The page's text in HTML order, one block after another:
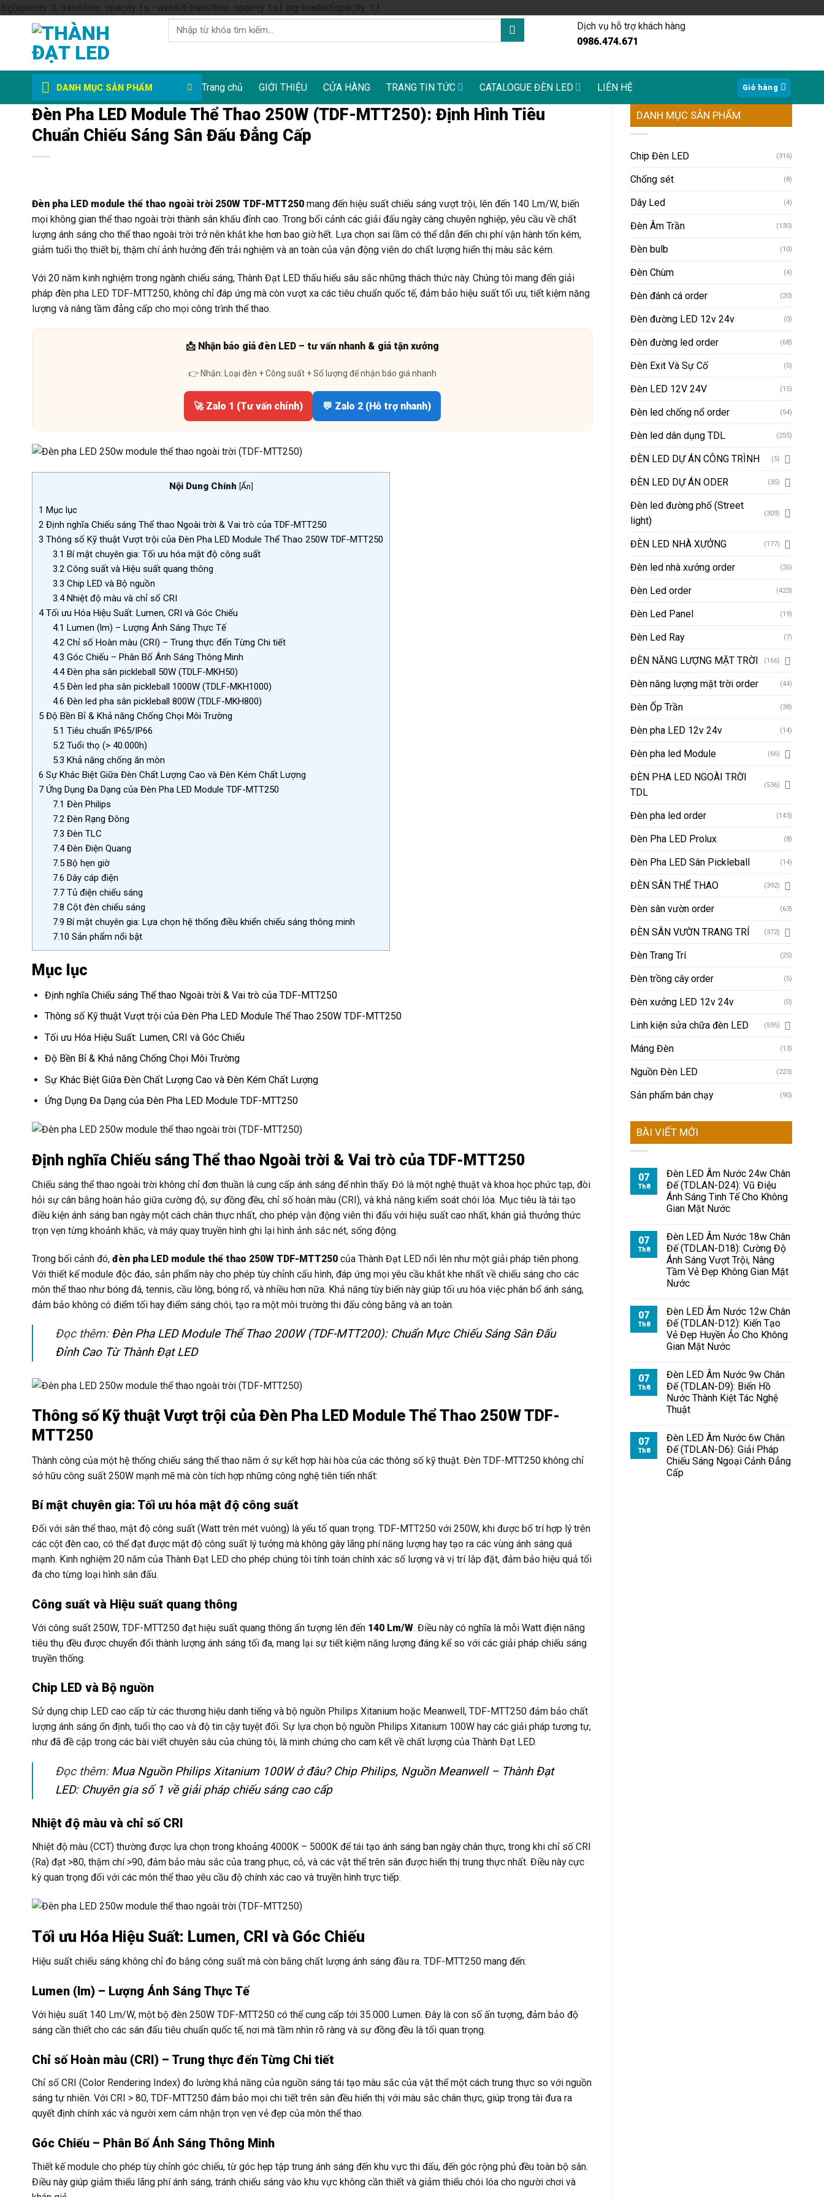
.bg{opacity: 0; transition: opacity 1s; -webkit-transition: opacity 1s;} .bg-loaded{opacity: 1;}Skip
to
Tìm
kiếm:
Dịch vụ hỗ trợ khách hàng
0986.474.671
DANH MỤC SẢN PHẨM Trang chủ GIỚI THIỆU CỬA HÀNG TRANG TIN TỨC CATALOGUE ĐÈN LED LIÊN HỆ Giỏ hàng
Đèn Pha LED Module Thể Thao 250W (TDF-MTT250): Định Hình Tiêu
Chuẩn Chiếu Sáng Sân Đấu Đẳng Cấp
Đèn pha LED module thể thao ngoài trời 250W TDF-MTT250 mang đến hiệu suất chiếu sáng vượt trội, lên đến 140 Lm/W, biến
mọi không gian thể thao ngoài trời thành sân khấu đỉnh cao. Trong bối cảnh các giải đấu ngày càng chuyên nghiệp, yêu cầu về chất
lượng ánh sáng cho thể thao ngoài trời trở nên khắt khe hơn bao giờ hết. Lựa chọn sai lầm có thể dẫn đến chi phí vận hành tốn kém,
giảm tuổi thọ thiết bị, thậm chí ảnh hưởng đến trải nghiệm và an toàn của vận động viên do chất lượng hiển thị màu sắc kém.
Với 20 năm kinh nghiệm trong ngành chiếu sáng, Thành Đạt LED thấu hiểu sâu sắc những thách thức này. Chúng tôi mang đến giải
pháp đèn pha LED TDF-MTT250, không chỉ đáp ứng mà còn vượt xa các tiêu chuẩn quốc tế, đảm bảo hiệu suất tối ưu, tiết kiệm năng
lượng và nâng tầm đẳng cấp cho mọi công trình thể thao.
📩 Nhận báo giá đèn LED – tư vấn nhanh & giá tận xưởng
👉 Nhắn: Loại đèn + Công suất + Số lượng để nhận báo giá nhanh
🚀 Zalo 1 (Tư vấn chính) 💬 Zalo 2 (Hỗ trợ nhanh)
Nội Dung Chính [Ẩn]
1 Mục lục
2 Định nghĩa Chiếu sáng Thể thao Ngoài trời & Vai trò của TDF-MTT250
3 Thông số Kỹ thuật Vượt trội của Đèn Pha LED Module Thể Thao 250W TDF-MTT250
3.1 Bí mật chuyên gia: Tối ưu hóa mật độ công suất
3.2Công suất và Hiệu suất quang thông
3.3 Chip LED và Bộ nguồn
3.4Nhiệt độ màu và chỉ số CRI
4Tối ưu Hóa Hiệu Suất: Lumen, CRI và Góc Chiếu
4.1 Lumen (lm) – Lượng Ánh Sáng Thực Tế
4.2Chỉ số Hoàn màu (CRI) – Trung thực đến Từng Chi tiết
4.3 Góc Chiếu – Phân Bố Ánh Sáng Thông Minh
4.4Đèn pha sân pickleball 50W (TDLF-MKH50)
4.5Đèn led pha sân pickleball 1000W (TDLF-MKH1000)
4.6 Đèn led pha sân pickleball 800W (TDLF-MKH800)
5 Độ Bền Bỉ & Khả năng Chống Chọi Môi Trường
5.1 Tiêu chuẩn IP65/IP66
5.2Tuổi thọ (> 40.000h)
5.3 Khả năng chống ăn mòn
6 Sự Khác Biệt Giữa Đèn Chất Lượng Cao và Đèn Kém Chất Lượng
7 Ứng Dụng Đa Dạng của Đèn Pha LED Module TDF-MTT250
7.1 Đèn Philips
7.2Đèn Rạng Đông
7.3 Đèn TLC
7.4Đèn Điện Quang
7.5Bộ hẹn giờ
7.6 Dây cáp điện
7.7Tủ điện chiếu sáng
7.8 Cột đèn chiếu sáng
7.9 Bí mật chuyên gia: Lựa chọn hệ thống điều khiển chiếu sáng thông minh
7.10 Sản phẩm nổi bật
Mục lục
Định nghĩa Chiếu sáng Thể thao Ngoài trời & Vai trò của TDF-MTT250
Thông số Kỹ thuật Vượt trội của Đèn Pha LED Module Thể Thao 250W TDF-MTT250
Tối ưu Hóa Hiệu Suất: Lumen, CRI và Góc Chiếu
Độ Bền Bỉ & Khả năng Chống Chọi Môi Trường
Sự Khác Biệt Giữa Đèn Chất Lượng Cao và Đèn Kém Chất Lượng
Ứng Dụng Đa Dạng của Đèn Pha LED Module TDF-MTT250
Định nghĩa Chiếu sáng Thể thao Ngoài trời & Vai trò của TDF-MTT250
Chiếu sáng thể thao ngoài trời không chỉ đơn thuần là cung cấp ánh sáng để nhìn thấy. Đó là một nghệ thuật và khoa học phức tạp, đòi
hỏi sự cân bằng hoàn hảo giữa cường độ, sự đồng đều, chỉ số hoàn màu (CRI), và khả năng kiểm soát chói lóa. Mục tiêu là tái tạo
điều kiện ánh sáng ban ngày một cách chân thực nhất, cho phép vận động viên thi đấu với hiệu suất cao nhất, khán giả thưởng thức
trọn vẹn từng khoảnh khắc, và máy quay truyền hình ghi lại hình ảnh sắc nét, sống động.
Trong bối cảnh đó, đèn pha LED module thể thao 250W TDF-MTT250 của Thành Đạt LED nổi lên như một giải pháp tiên phong.
Với thiết kế module độc đáo, sản phẩm này cho phép tùy chỉnh cấu hình, đáp ứng mọi yêu cầu khắt khe nhất về chiếu sáng cho các
môn thể thao như bóng đá, tennis, cầu lông, bóng rổ, và nhiều hơn nữa. Khả năng tùy biến này giúp tối ưu hóa việc phân bổ ánh sáng,
đảm bảo không có điểm tối hay điểm sáng chói, tạo ra một môi trường thi đấu công bằng và an toàn.
Đọc thêm: Đèn Pha LED Module Thể Thao 200W (TDF-MTT200): Chuẩn Mực Chiếu Sáng Sân Đấu
Đỉnh Cao Từ Thành Đạt LED
Thông số Kỹ thuật Vượt trội của Đèn Pha LED Module Thể Thao 250W TDF-
MTT250
Thành công của một hệ thống chiếu sáng thể thao nằm ở sự kết hợp hài hòa của các thông số kỹ thuật. Đèn TDF-MTT250 không chỉ
sở hữu công suất 250W mạnh mẽ mà còn tích hợp những công nghệ tiên tiến nhất:
Bí mật chuyên gia: Tối ưu hóa mật độ công suất
Đối với sân thể thao, mật độ công suất (Watt trên mét vuông) là yếu tố quan trọng. TDF-MTT250 với 250W, khi được bố trí hợp lý trên
các cột đèn cao, có thể đạt được mật độ công suất lý tưởng mà không gây lãng phí năng lượng hay tạo ra các vùng ánh sáng quá
mạnh. Kinh nghiệm 20 năm của Thành Đạt LED cho phép chúng tôi tính toán chính xác số lượng và vị trí lắp đặt, đảm bảo hiệu quả tối
đa cho từng loại hình sân đấu.
Công suất và Hiệu suất quang thông
Với công suất 250W, TDF-MTT250 đạt hiệu suất quang thông ấn tượng lên đến 140 Lm/W. Điều này có nghĩa là mỗi Watt điện năng
tiêu thụ đều được chuyển đổi thành lượng ánh sáng tối đa, mang lại sự tiết kiệm năng lượng đáng kể so với các giải pháp chiếu sáng
truyền thống.
Chip LED và Bộ nguồn
Sử dụng chip LED cao cấp từ các thương hiệu danh tiếng và bộ nguồn Philips Xitanium hoặc Meanwell, TDF-MTT250 đảm bảo chất
lượng ánh sáng ổn định, tuổi thọ cao và độ tin cậy tuyệt đối. Sự lựa chọn bộ nguồn Philips Xitanium 100W hay các giải pháp tương tự,
như đã đề cập trong các bài viết chuyên sâu của chúng tôi, là minh chứng cho cam kết về chất lượng của Thành Đạt LED.
Đọc thêm: Mua Nguồn Philips Xitanium 100W ở đâu? Chip Philips, Nguồn Meanwell – Thành Đạt
LED: Chuyên gia số 1 về giải pháp chiếu sáng cao cấp
Nhiệt độ màu và chỉ số CRI
Nhiệt độ màu (CCT) thường được lựa chọn trong khoảng 4000K – 5000K để tái tạo ánh sáng ban ngày chân thực, trong khi chỉ số CRI
(Ra) đạt >80, thậm chí >90, đảm bảo màu sắc của trang phục, cỏ, và các vật thể trên sân được hiển thị trung thực nhất. Điều này cực
kỳ quan trọng đối với các môn thể thao yêu cầu độ chính xác cao và truyền hình trực tiếp.
Tối ưu Hóa Hiệu Suất: Lumen, CRI và Góc Chiếu
Hiệu suất chiếu sáng không chỉ đo bằng công suất mà còn bằng chất lượng ánh sáng đầu ra. TDF-MTT250 mang đến:
Lumen (lm) – Lượng Ánh Sáng Thực Tế
Với hiệu suất 140 Lm/W, một bộ đèn 250W TDF-MTT250 có thể cung cấp tới 35.000 Lumen. Đây là con số ấn tượng, đảm bảo độ
sáng cần thiết cho các sân đấu tiêu chuẩn quốc tế, nơi mà tầm nhìn rõ ràng và sự đồng đều là tối quan trọng.
Chỉ số Hoàn màu (CRI) – Trung thực đến Từng Chi tiết
Chỉ số CRI (Color Rendering Index) đo lường khả năng của nguồn sáng tái tạo màu sắc của vật thể một cách trung thực so với nguồn
sáng tự nhiên. Với CRI > 80, TDF-MTT250 đảm bảo mọi chi tiết trên sân đều hiển thị với màu sắc chân thực, giúp trọng tài đưa ra
quyết định chính xác và người xem cảm nhận trọn vẹn vẻ đẹp của môn thể thao.
Góc Chiếu – Phân Bố Ánh Sáng Thông Minh
Thiết kế module cho phép tùy chỉnh góc chiếu, từ góc hẹp tập trung ánh sáng đến khu vực thi đấu, đến góc rộng phủ đều toàn bộ sân.
Điều này giúp giảm thiểu lãng phí ánh sáng, tránh chiếu sáng vào khu vực không cần thiết và giảm thiểu chói lóa cho người chơi và
DANH MỤC SẢN PHẨM
Chip Đèn LED (316)
Chống sét (8)
Dây Led (4)
Đèn Âm Trần (130)
Đèn bulb (10)
Đèn Chùm (4)
Đèn đánh cá order (20)
Đèn đường LED 12v 24v (0)
Đèn đường led order (68)
Đèn Exit Và Sự Cố (5)
Đèn LED 12V 24V (15)
Đèn led chống nổ order (54)
Đèn led dân dụng TDL (255)
ĐÈN LED DỰ ÁN CÔNG TRÌNH (5)
ĐÈN LED DỰ ÁN ODER (35)
Đèn led đường phố (Street
light)
(309)
ĐÈN LED NHÀ XƯỞNG (177)
Đèn led nhà xưởng order (26)
Đèn Led order (423)
Đèn Led Panel (19)
Đèn Led Ray (7)
ĐÈN NĂNG LƯỢNG MẶT TRỜI (166)
Đèn năng lượng mặt trời order (44)
Đèn Ốp Trần (38)
Đèn pha LED 12v 24v (14)
Đèn pha led Module (66)
ĐÈN PHA LED NGOÀI TRỜI
TDL
(536)
Đèn pha led order (143)
Đèn Pha LED Prolux (8)
Đèn Pha LED Sân Pickleball (14)
ĐÈN SÂN THỂ THAO (392)
Đèn sân vườn order (63)
ĐÈN SÂN VƯỜN TRANG TRÍ (372)
Đèn Trang Trí (25)
Đèn trồng cây order (5)
Đèn xưởng LED 12v 24v (0)
Linh kiện sửa chữa đèn LED (595)
Máng Đèn (13)
Nguồn Đèn LED (223)
Sản phẩm bán chạy (90)
BÀI VIẾT MỚI
07
Th8
Đèn LED Âm Nước 24w Chân
Đế (TDLAN-D24): Vũ Điệu
Ánh Sáng Tinh Tế Cho Không
Gian Mặt Nước
07
Th8
Đèn LED Âm Nước 18w Chân
Đế (TDLAN-D18): Cường Độ
Ánh Sáng Vượt Trội, Nâng
Tầm Vẻ Đẹp Không Gian Mặt
Nước
07
Th8
Đèn LED Âm Nước 12w Chân
Đế (TDLAN-D12): Kiến Tạo
Vẻ Đẹp Huyền Ảo Cho Không
Gian Mặt Nước
07
Th8
Đèn LED Âm Nước 9w Chân
Đế (TDLAN-D9): Biến Hồ
Nước Thành Kiệt Tác Nghệ
Thuật
07
Th8
Đèn LED Âm Nước 6w Chân
Đế (TDLAN-D6): Giải Pháp
Chiếu Sáng Ngoại Cảnh Đẳng
Cấp